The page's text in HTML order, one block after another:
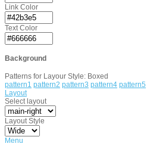
Link Color
Text Color
Background
Patterns for Layour Style: Boxed
pattern1 pattern2 pattern3 pattern4 pattern5
Layout
Select layout
Layout Style
Menu